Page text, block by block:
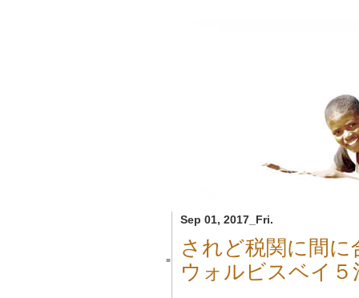
Sep 01, 2017_Fri.
■
されど税関に間に
ウォルビスベイ